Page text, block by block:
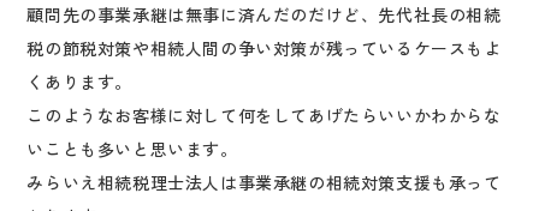
顧問先の事業承継は無事に済んだのだけど、先代社長の相続
税の節税対策や相続人間の争い対策が残っているケースもよ
くあります。
このようなお客様に対して何をしてあげたらいいかわからな
いことも多いと思います。
みらいえ相続税理士法人は事業承継の相続対策支援も承って